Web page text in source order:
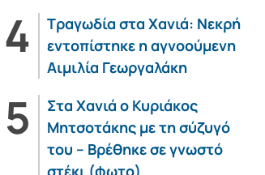
Τραγωδία στα Χανιά: Νεκρή
εντοπίστηκε η αγνοούμενη
Αιμιλία Γεωργαλάκη
Στα Χανιά ο Κυριάκος
Μητσοτάκης με τη σύζυγό
του – Βρέθηκε σε γνωστό
στέκι (φωτο)